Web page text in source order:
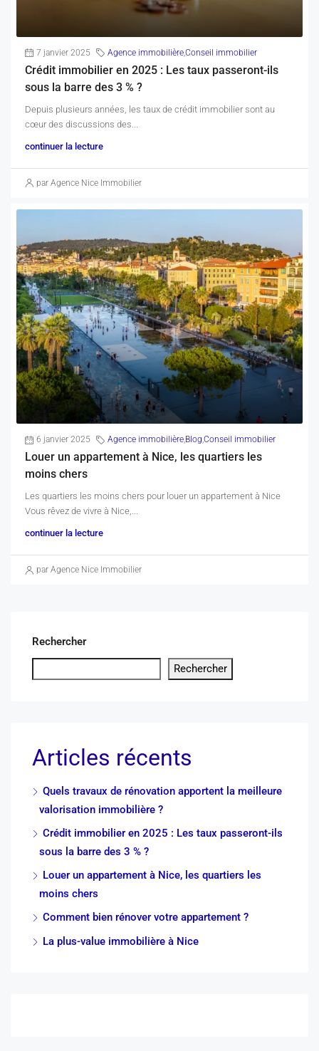
7 janvier 2025 Agence immobilière,Conseil immobilier
Crédit immobilier en 2025 : Les taux passeront-ils
sous la barre des 3 % ?
Depuis plusieurs années, les taux de crédit immobilier sont au
cœur des discussions des...
continuer la lecture
par Agence Nice Immobilier
6 janvier 2025 Agence immobilière,Blog,Conseil immobilier
Louer un appartement à Nice, les quartiers les
moins chers
Les quartiers les moins chers pour louer un appartement à Nice
Vous rêvez de vivre à Nice,...
continuer la lecture
par Agence Nice Immobilier
Rechercher
Rechercher
Articles récents
Quels travaux de rénovation apportent la meilleure
valorisation immobilière ?
Crédit immobilier en 2025 : Les taux passeront-ils
sous la barre des 3 % ?
Louer un appartement à Nice, les quartiers les
moins chers
Comment bien rénover votre appartement ?
La plus-value immobilière à Nice